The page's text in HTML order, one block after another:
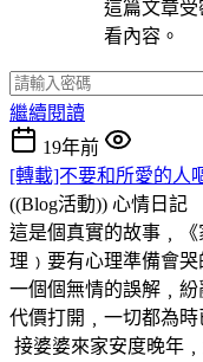
這篇文章
看內容。
繼續閱讀
19年前
[轉載]不要和所愛的人
((Blog活動)) 心情日記
這是個真實的故事﹐
理﹚要有心理準備會
一個個無情的誤解﹐
代價打開﹐一切都為時
接婆婆來家安度晚年